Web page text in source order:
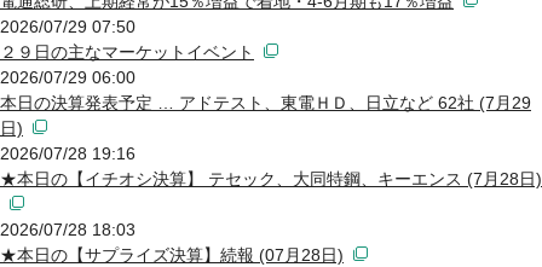
2026/07/29 07:50
２９日の主なマーケットイベント
2026/07/29 06:00
本日の決算発表予定 … アドテスト、東電ＨＤ、日立など 62社 (7月29
日)
2026/07/28 19:16
★本日の【イチオシ決算】 テセック、大同特鋼、キーエンス (7月28日)
2026/07/28 18:03
★本日の【サプライズ決算】続報 (07月28日)